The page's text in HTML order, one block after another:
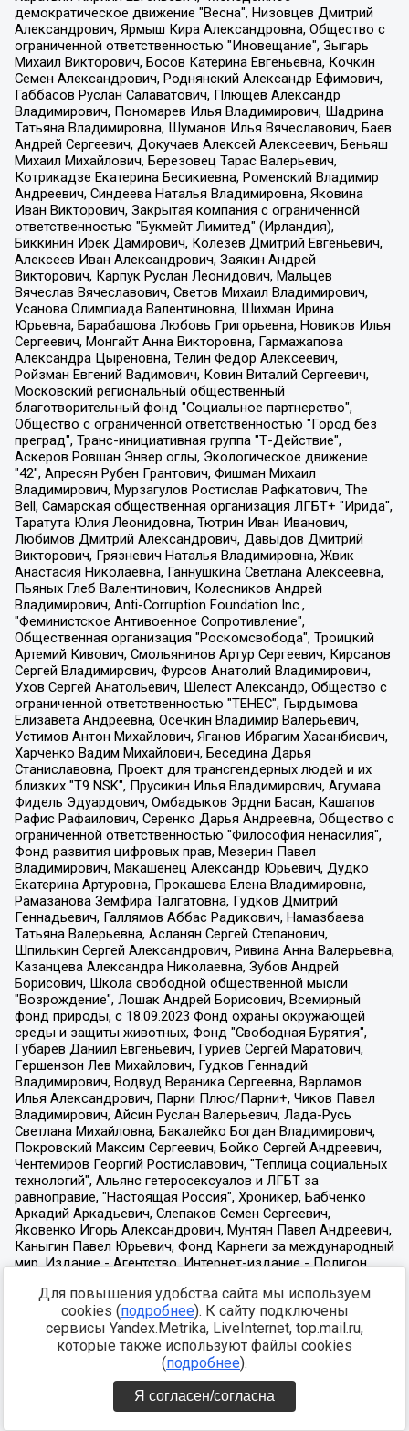
Для повышения удобства сайта мы используем
cookies (подробнее). К сайту подключены
сервисы Yandex.Metrika, LiveInternet, top.mail.ru,
которые также используют файлы cookies
(подробнее).
Я согласен/согласна